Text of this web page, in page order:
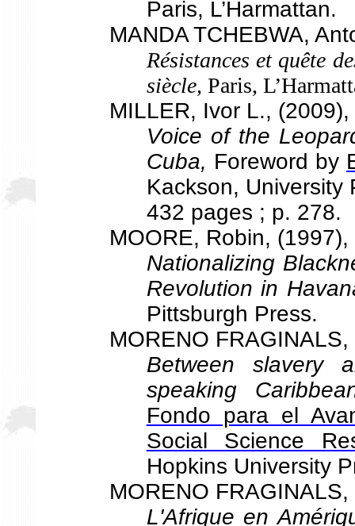
Paris, L’Harmattan.
MANDA TCHEBWA,
Résistances et quête
siècle, Paris,
MILLER, Ivor L., (2009),
Voice of the
Cuba, Foreword by
Kackson, University
432 pages ; p. 278.
MOORE, Robin, (1997),
Nationalizing
Revolution in
Pittsburgh Press.
MORENO
Between slavery
speaking
Fondo para el
Social Science
Hopkins University
MORENO
L'Afrique en